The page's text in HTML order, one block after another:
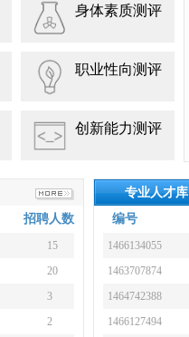
身体素质测评
职业性向测评
创新能力测评
招聘人数
15
20
3
2
专业人才库
编号
1466134055
1463707874
1464742388
1466127494